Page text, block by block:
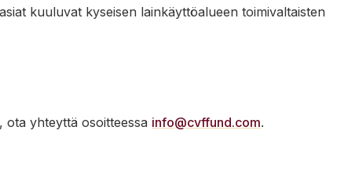
kuuluvat kyseisen lainkäyttöalueen toimivaltaisten
yhteyttä osoitteessa info@cvffund.com.